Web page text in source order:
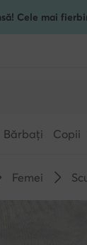
Cele mai
Bărbați Copii
Femei